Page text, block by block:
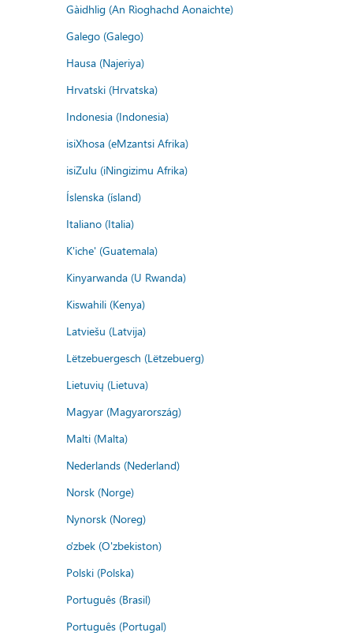
Gàidhlig (An Rìoghachd Aonaichte)
Galego (Galego)
Hausa (Najeriya)
Hrvatski (Hrvatska)
Indonesia (Indonesia)
isiXhosa (eMzantsi Afrika)
isiZulu (iNingizimu Afrika)
Íslenska (ísland)
Italiano (Italia)
K'iche' (Guatemala)
Kinyarwanda (U Rwanda)
Kiswahili (Kenya)
Latviešu (Latvija)
Lëtzebuergesch (Lëtzebuerg)
Lietuvių (Lietuva)
Magyar (Magyarország)
Malti (Malta)
Nederlands (Nederland)
Norsk (Norge)
Nynorsk (Noreg)
o'zbek (O'zbekiston)
Polski (Polska)
Português (Brasil)
Português (Portugal)